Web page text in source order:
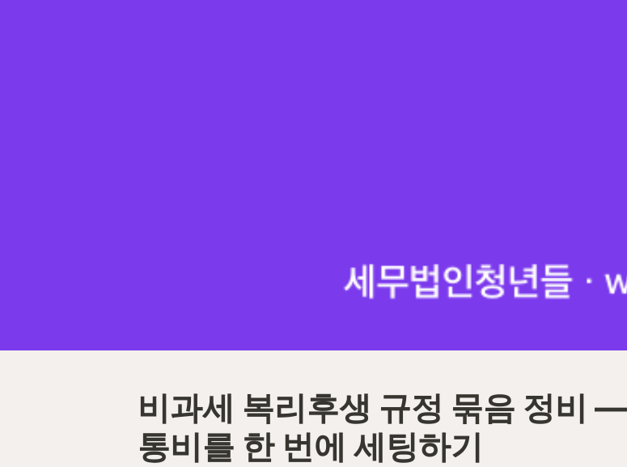
비과세 복리후생 규정 묶음 정비
통비를 한 번에 세팅하기